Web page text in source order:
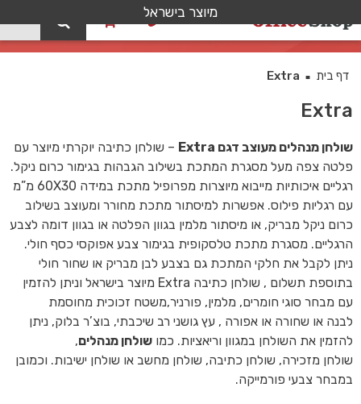
מיוצר בישראל
קטלוג
דף בית ■
Extra
Extra
שולחן מנהלים מעוצב דגם Extra
– שולחן כתיבה יוקרתי מיוצר עם
פלטה צפה מעל מסגרת המתכת בשילוב הגבהות בגימור כרום ניקל.
רגליים איכותיות מייבוא מיוצרות מפרופיל מתכת במידה 60X30 מ”מ
עם רגליות פילוס. אפשרות למיסתור מתכת מחורר ומעוצב בשילוב
כרום ניקל מבריק, או מיסתור מלמין בגוון הפלטה או בגוון דומה לצבע
הרגליים. מסגרת מתכת טלסקופית בגימור צבע אפוקסי כסף חולי.
ניתן לקבל את חלקי המתכת גם בצבע לבן מבריק או שחור חולי
בתוספת תשלום , שולחן כתיבה Extra מיוצר בישראל וניתן להזמין
עם מבחר סוגי חומרים, מלמין, פורניר,משטח זכוכית מחוסמת
לבנה או שחורה או אפורה , עץ גושני רב שיכבתי, בוצ’ר בלוק, ניתן
להזמין את השולחן במגוון וריאציות. כמו שולחן מנהלים,
שולחן מזכירה, שולחן כתיבה, שולחן מחשב או שולחן ישיבות. וכמובן
במבחר צבעי פורמייקה.